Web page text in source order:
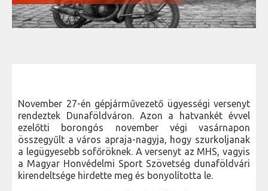
November 27-én gépjárművezető ügyességi versenyt
rendeztek Dunaföldváron. Azon a hatvankét évvel
ezelőtti borongós november végi vasárnapon
összegyűlt a város apraja-nagyja, hogy szurkoljanak
a legügyesebb sofőröknek. A versenyt az MHS, vagyis
a Magyar Honvédelmi Sport Szövetség dunaföldvári
kirendeltsége hirdette meg és bonyolította le.